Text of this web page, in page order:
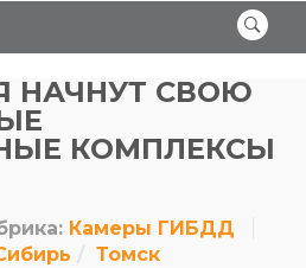
НАЧНУТ СВОЮ
КОМПЛЕКСЫ
Камеры ГИБДД
Томск